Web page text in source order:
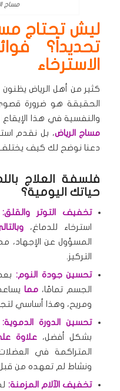
مساج
ليش تحتاج
تحديداً؟
الاسترخاء
كثير من أهل الرياض
الحقيقة هو ضرورة
والنفسية في هذا الإيقاع
مساج الرياض، بل نقدم
دعنا نوضح لك كيف يختلف
فلسفة العلاج
حياتك اليومية؟
تخفيف التوتر والقلق:
استرخاء للدماغ،
المسؤول عن الإجهاد،
التركيز.
تحسين جودة النوم:
الجسم تمامًا،مما
ومريح، وهذا أساسي
تحسين الدورة الدموية:
بشكل أفضل،علاوة
المتراكمة في
ونشاط لم تعهده من
تخفيف الآلام المزمنة: